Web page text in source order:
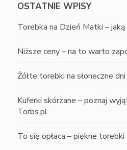
OSTATNIE WPISY
Torebka na Dzień Matki –
Niższe ceny – na to warto
Żółte torebki na słoneczne dni
Kuferki skórzane – poznaj
Torbs.pl
To się opłaca – piękne torebki